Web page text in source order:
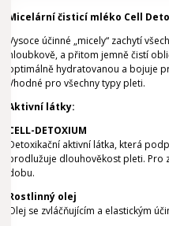
Micelární čisticí mléko Cell
Vysoce účinné „micely“ zachytí
hloubkově, a přitom jemně čistí
optimálně hydratovanou a bojuje
Vhodné pro všechny typy pleti.
Aktivní látky:
CELL-DETOXIUM
Detoxikační aktivní látka, která
prodlužuje dlouhověkost pleti. Pro
dobu.
Rostlinný olej
Olej se zvláčňujícím a elastickým